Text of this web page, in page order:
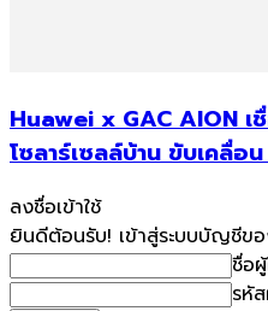
Huawei x GAC AION เ
โซลาร์เซลล์บ้าน ขับเคลื่
ลงชื่อเข้าใช้
ยินดีต้อนรับ! เข้าสู่ระบบบัญชีข
ชื่อ
รหั